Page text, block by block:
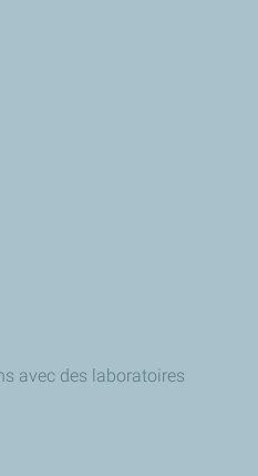
avec des laboratoires